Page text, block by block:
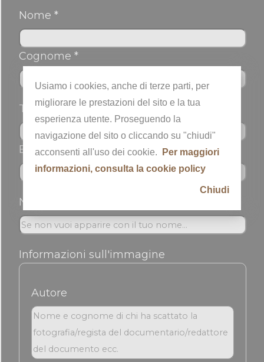
Nome *
Cognome *
Telefono
Email *
Nickname
Informazioni sull'immagine
Autore
Usiamo i cookies, anche di terze parti, per
migliorare le prestazioni del sito e la tua
esperienza utente. Proseguendo la
navigazione del sito o cliccando su "chiudi"
acconsenti all'uso dei cookie.
Per maggiori
informazioni, consulta la cookie policy
Chiudi